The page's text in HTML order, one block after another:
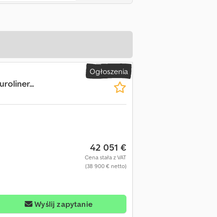
Ogłoszenia
42 051 €
Cena stała z VAT
(38 900 € netto)
Wyślij zapytanie